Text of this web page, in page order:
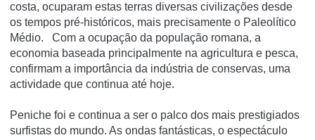
costa, ocuparam estas terras diversas civilizações desde
os tempos pré-históricos, mais precisamente o Paleolítico
Médio. Com a ocupação da população romana, a
economia baseada principalmente na agricultura e pesca,
confirmam a importância da indústria de conservas, uma
actividade que continua até hoje.
Peniche foi e continua a ser o palco dos mais prestigiados
surfistas do mundo. As ondas fantásticas, o espectáculo